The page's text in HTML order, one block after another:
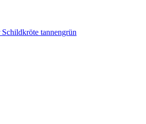
tannengrün